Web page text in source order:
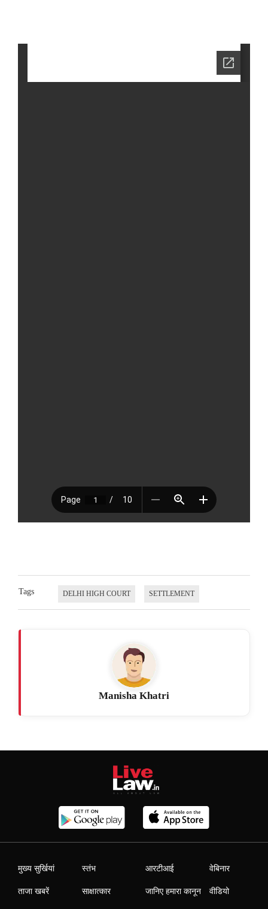
Tags DELHI HIGH COURT SETTLEMENT
Manisha Khatri
मुख्य सुर्खियां
ताजा खबरें
स्तंभ
साक्षात्कार
आरटीआई
जानिए हमारा कानून
वेबिनार
वीडियो